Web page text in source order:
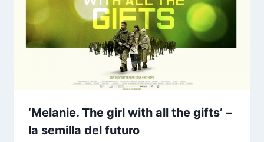
‘Melanie. The girl with all the gifts’ –
la semilla del futuro